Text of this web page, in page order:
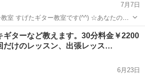
7月7日
げたギター教室です(^^) ☆あなたの挑
心者さん、子供さん大歓迎 ・マンツーマン
ター、アコースティックギター どちらも可
駅 ギター レッスン
ギターなど教えます。30分料金￥2200
だけのレッスン、出張レッス…
6月23日